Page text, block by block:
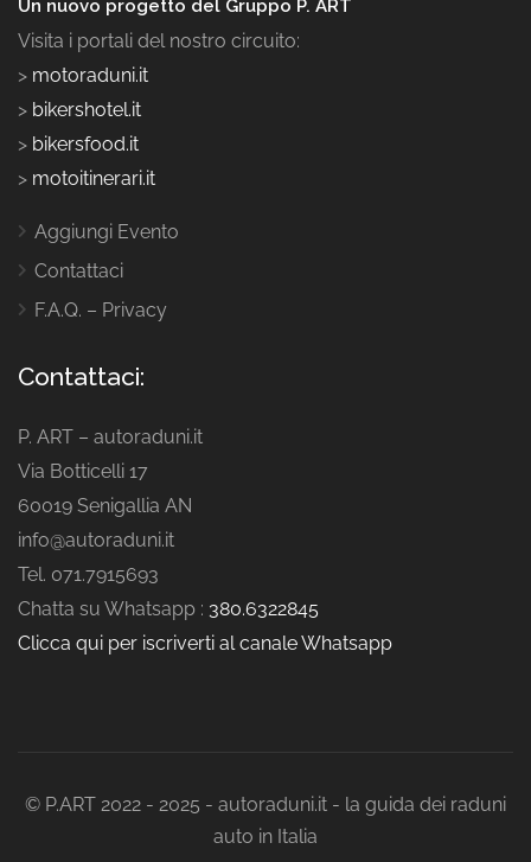
Un nuovo progetto del Gruppo P. ART
Visita i portali del nostro circuito:
> motoraduni.it
> bikershotel.it
> bikersfood.it
> motoitinerari.it
Aggiungi Evento
Contattaci
F.A.Q. – Privacy
Contattaci:
P. ART – autoraduni.it
Via Botticelli 17
60019 Senigallia AN
info@autoraduni.it
Tel. 071.7915693
Chatta su Whatsapp : 380.6322845
Clicca qui per iscriverti al canale Whatsapp
© P.ART 2022 - 2025 - autoraduni.it - la guida dei raduni
auto in Italia